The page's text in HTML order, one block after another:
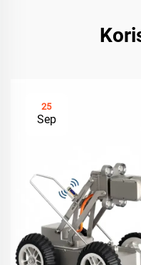
25
Sep